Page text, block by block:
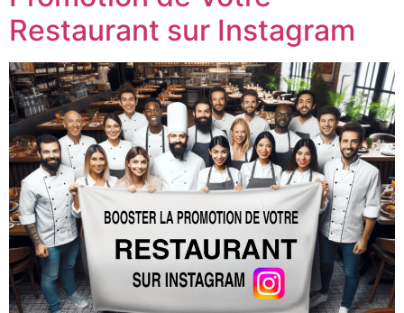
Restaurant sur Instagram